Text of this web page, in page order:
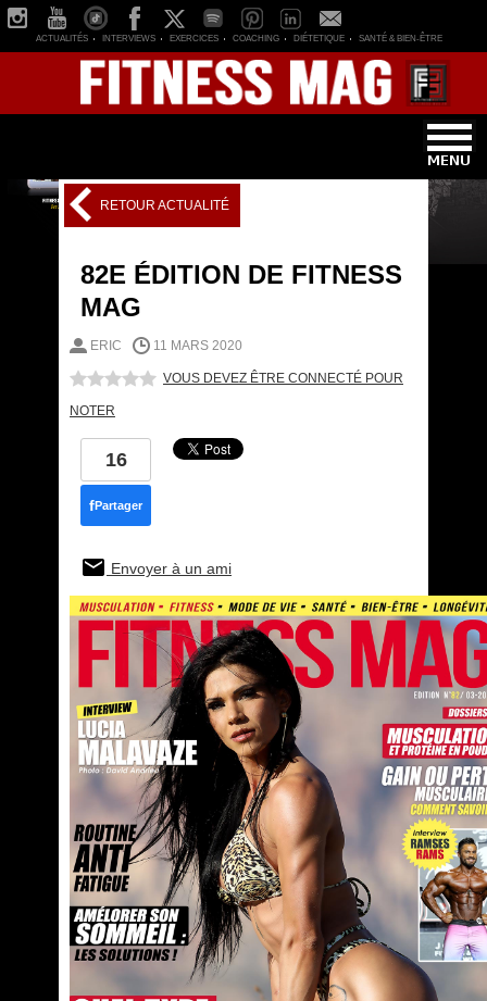
ACTUALITÉS INTERVIEWS EXERCICES COACHING DIÉTETIQUE SANTÉ & BIEN-ÊTRE
RETOUR ACTUALITÉ
82E ÉDITION DE FITNESS
MAG
ERIC 11 MARS 2020
VOUS DEVEZ ÊTRE CONNECTÉ POUR
NOTER
16
fPartager
Envoyer à un ami